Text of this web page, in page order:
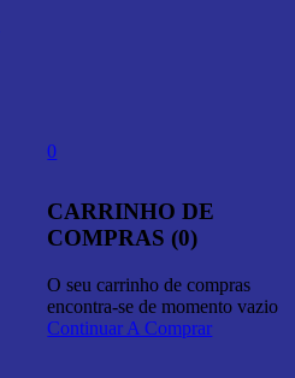
0
CARRINHO DE
COMPRAS (0)
O seu carrinho de compras
encontra-se de momento vazio
Continuar A Comprar